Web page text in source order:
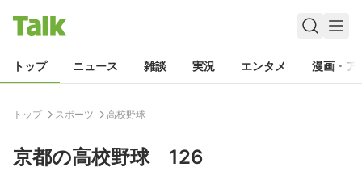
トップ ニュース 雑談 実況 エンタメ 漫画・ア
トップ スポーツ 高校野球
京都の高校野球 126